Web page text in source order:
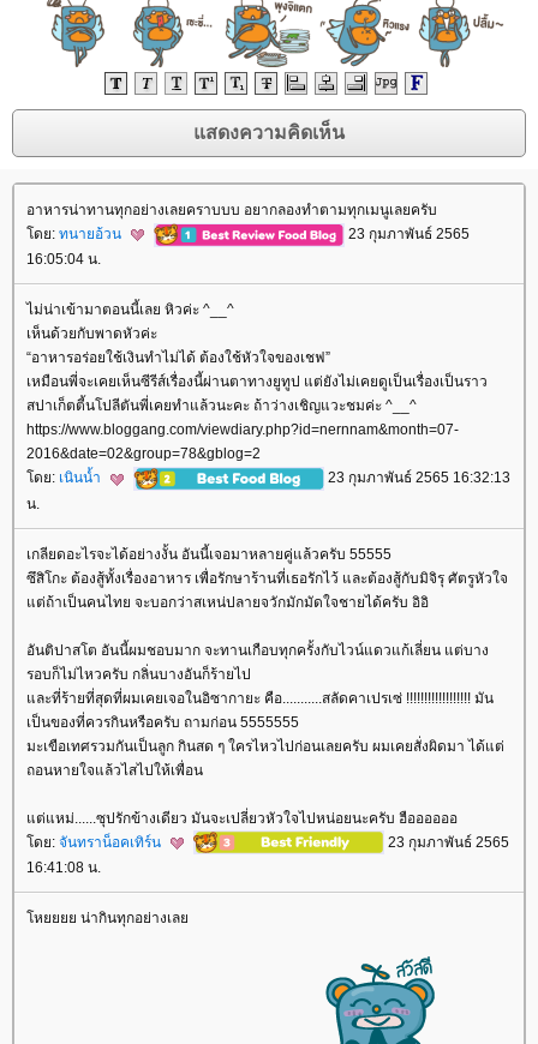
อาหารน่าทานทุกอย่างเลยคราบบบ อยากลองทำตามทุกเมนูเลยครับ
ดย: ทนายอ้วน
23 กุมภาพันธ์ 2565
16:05:04 น.
ไม่น่าเข้ามาตอนนี้เลย หิวค่ะ ^__^
เห็นด้วยกับพาดหัวค่ะ
“อาหารอร่อยใช้เงินทำไม่ได้ ต้องใช้หัวใจของเชฟ”
เหมือนพี่จะเคยเห็นซีรีส์เรื่องนี้ผ่านตาทางยูทูป แต่ยังไม่เคยดูเป็นเรื่องเป็นราว
สปาเก็ตตี้นโปลีตันพี่เคยทำแล้วนะคะ ถ้าว่างเชิญแวะชมค่ะ ^__^
https://www.bloggang.com/viewdiary.php?id=nernnam&month=07-
2016&date=02&group=78&gblog=2
ดย: เนินน้ำ
23 กุมภาพันธ์ 2565 16:32:13
น.
เกลียดอะไรจะได้อย่างงั้น อันนี้เจอมาหลายคู่แล้วครับ 55555
ซึสิโกะ ต้องสู้ทั้งเรื่องอาหาร เพื่อรักษาร้านที่เธอรักไว้ และต้องสู้กับมิจิรุ ศัตรูหัวใจ
ต่ถ้าเป็นคนไทย จะบอกว่าสเหน่ปลายจวักมักมัดใจชายได้ครับ อิอิ
อันติปาสโต อันนี้ผมชอบมาก จะทานเกือบทุกครั้งกับไวน์แดวแก้เลี่ยน แต่บาง
รอบก็ไม่ไหวครับ กลิ่นบางอันก็ร้ายไป
ละที่ร้ายที่สุดที่ผมเคยเจอในอิซากายะ คือ...........สลัดคาเปรเซ่ !!!!!!!!!!!!!!!!!! มัน
เป็นของที่ควรกินหรือครับ ถามก่อน 5555555
มะเขือเทศรวมกันเป็นลูก กินสด ๆ ใครไหวไปก่อนเลยครับ ผมเคยสั่งผิดมา ได้แต่
ถอนหายใจแล้วไสไปให้เพื่อน
ต่แหม่......ซุปรักข้างเดียว มันจะเปลี่ยวหัวใจไปหน่อยนะครับ ฮืออออออ
ดย: จันทราน็อคเทิร์น
23 กุมภาพันธ์ 2565
16:41:08 น.
หยยยย น่ากินทุกอย่างเล